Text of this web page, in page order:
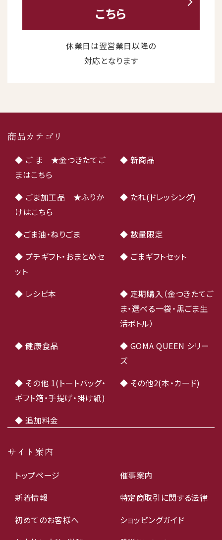
こちら
休業日は翌営業日以降の
対応となります
商品カテゴリ
◆ ご ま ★金つきたてご
まはこちら
◆ 新商品
◆ ごま加工品 ★ふりか
けはこちら
◆ たれ(ドレッシング)
◆ごま油・ねりごま
◆ 数量限定
◆ プチギフト・おまとめセ
ット
◆ ごまギフトセット
◆ レシピ本
◆ 定期購入（金つきたてご
ま・選べる一袋・黒ごま生
活ボトル）
◆ 健康食品
◆ GOMA QUEEN シリー
ズ
◆ その他 1(トートバッグ・
ギフト箱・手提げ・掛け紙)
◆ その他2(本・カード)
◆ 追加料金
サイト案内
トップページ
催事案内
新着情報
特定商取引に関する法律
初めてのお客様へ
ショッピングガイド